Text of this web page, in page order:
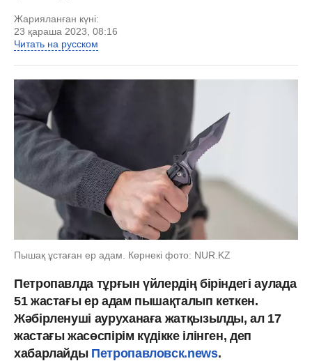
Жарияланған күні:
23 қараша 2023, 08:16
Читать на русском
Пышақ ұстаған ер адам. Көрнекі фото: NUR.KZ
Петропавлда тұрғын үйлердің біріндегі аулада
51 жастағы ер адам пышақталып кеткен.
Жәбірленуші ауруханаға жатқызылды, ал 17
жастағы жасөспірім күдікке ілінген, деп
хабарлайды Петропавловск.news.